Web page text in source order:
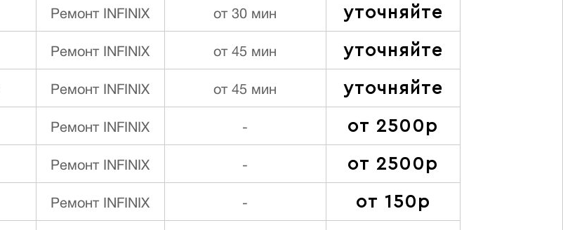
Ремонт INFINIX от 30 мин уточняйте
Ремонт INFINIX от 45 мин уточняйте
Ремонт INFINIX от 45 мин уточняйте
Ремонт INFINIX - от 2500р
Ремонт INFINIX - от 2500р
Ремонт INFINIX - от 150р